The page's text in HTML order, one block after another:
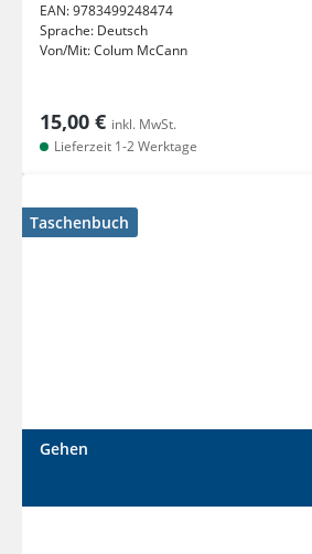
EAN:9783499248474
Sprache: Deutsch
Von/Mit:Colum McCann
15,00 € inkl. MwSt.
Lieferzeit 1-2 Werktage
Taschenbuch
Gehen